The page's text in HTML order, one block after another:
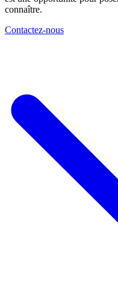
connaître.
Contactez-nous